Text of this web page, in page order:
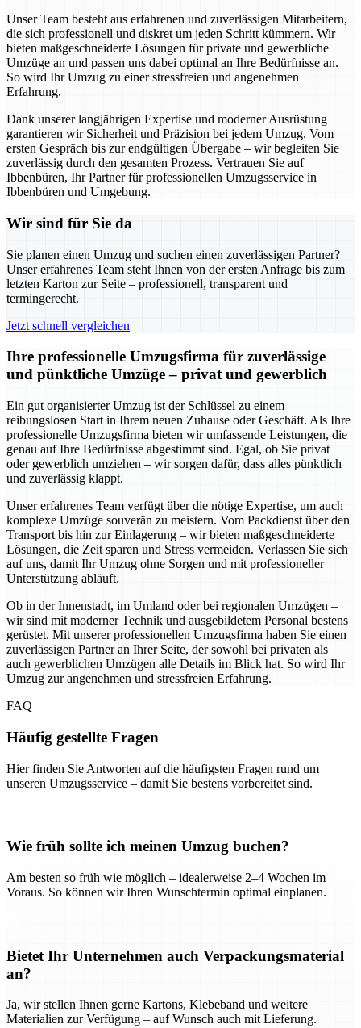
Unser Team besteht aus erfahrenen und zuverlässigen Mitarbeitern,
die sich professionell und diskret um jeden Schritt kümmern. Wir
bieten maßgeschneiderte Lösungen für private und gewerbliche
Umzüge an und passen uns dabei optimal an Ihre Bedürfnisse an.
So wird Ihr Umzug zu einer stressfreien und angenehmen
Erfahrung.
Dank unserer langjährigen Expertise und moderner Ausrüstung
garantieren wir Sicherheit und Präzision bei jedem Umzug. Vom
ersten Gespräch bis zur endgültigen Übergabe – wir begleiten Sie
zuverlässig durch den gesamten Prozess. Vertrauen Sie auf
Ibbenbüren, Ihr Partner für professionellen Umzugsservice in
Ibbenbüren und Umgebung.
Wir sind für Sie da
Sie planen einen Umzug und suchen einen zuverlässigen Partner?
Unser erfahrenes Team steht Ihnen von der ersten Anfrage bis zum
letzten Karton zur Seite – professionell, transparent und
termingerecht.
Jetzt schnell vergleichen
Ihre professionelle Umzugsfirma für zuverlässige
und pünktliche Umzüge – privat und gewerblich
Ein gut organisierter Umzug ist der Schlüssel zu einem
reibungslosen Start in Ihrem neuen Zuhause oder Geschäft. Als Ihre
professionelle Umzugsfirma bieten wir umfassende Leistungen, die
genau auf Ihre Bedürfnisse abgestimmt sind. Egal, ob Sie privat
oder gewerblich umziehen – wir sorgen dafür, dass alles pünktlich
und zuverlässig klappt.
Unser erfahrenes Team verfügt über die nötige Expertise, um auch
komplexe Umzüge souverän zu meistern. Vom Packdienst über den
Transport bis hin zur Einlagerung – wir bieten maßgeschneiderte
Lösungen, die Zeit sparen und Stress vermeiden. Verlassen Sie sich
auf uns, damit Ihr Umzug ohne Sorgen und mit professioneller
Unterstützung abläuft.
Ob in der Innenstadt, im Umland oder bei regionalen Umzügen –
wir sind mit moderner Technik und ausgebildetem Personal bestens
gerüstet. Mit unserer professionellen Umzugsfirma haben Sie einen
zuverlässigen Partner an Ihrer Seite, der sowohl bei privaten als
auch gewerblichen Umzügen alle Details im Blick hat. So wird Ihr
Umzug zur angenehmen und stressfreien Erfahrung.
FAQ
Häufig gestellte Fragen
Hier finden Sie Antworten auf die häufigsten Fragen rund um
unseren Umzugsservice – damit Sie bestens vorbereitet sind.
Wie früh sollte ich meinen Umzug buchen?
Am besten so früh wie möglich – idealerweise 2–4 Wochen im
Voraus. So können wir Ihren Wunschtermin optimal einplanen.
Bietet Ihr Unternehmen auch Verpackungsmaterial
an?
Ja, wir stellen Ihnen gerne Kartons, Klebeband und weitere
Materialien zur Verfügung – auf Wunsch auch mit Lieferung.